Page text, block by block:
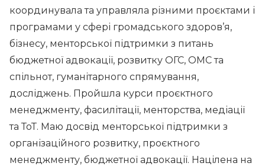
координувала та управляла різними проєктами і
програмами у сфері громадського здоров’я,
бізнесу, менторської підтримки з питань
бюджетної адвокації, розвитку ОГС, ОМС та
спільнот, гуманітарного спрямування,
досліджень. Пройшла курси проєктного
менеджменту, фасилітації, менторства, медіації
та ТоТ. Маю досвід менторської підтримки з
організаційного розвитку, проєктного
менеджменту, бюджетної адвокації. Націлена на